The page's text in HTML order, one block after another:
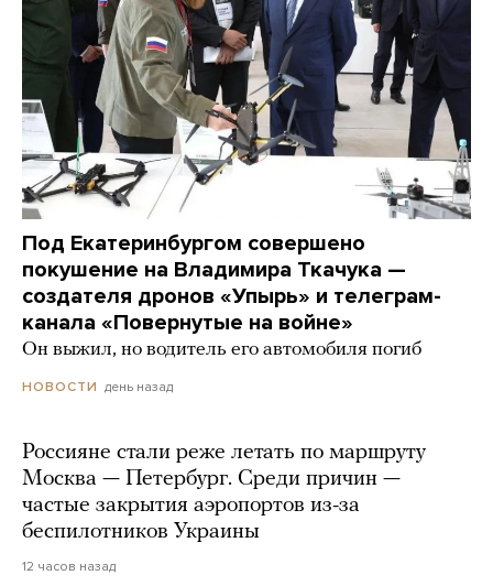
Под Екатеринбургом совершено
покушение на Владимира Ткачука —
создателя дронов «Упырь» и телеграм-
канала «Повернутые на войне»
Он выжил, но водитель его автомобиля погиб
НОВОСТИ день назад
Россияне стали реже летать по маршруту
Москва — Петербург. Среди причин —
частые закрытия аэропортов из-за
беспилотников Украины
12 часов назад